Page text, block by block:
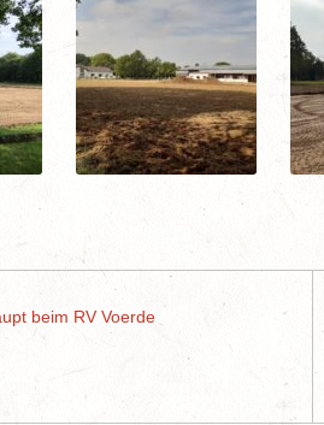
beim RV Voerde